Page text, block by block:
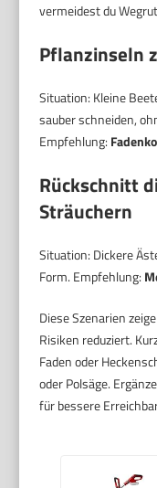
vermeidest du
Pflanzinseln
Situation: Kleine
sauber schneiden,
Empfehlung:
Rückschnitt
Sträuchern
Situation: Dickere
Form. Empfehlung:
Diese Szenarien
Risiken reduziert.
Faden oder
oder Polsäge.
für bessere